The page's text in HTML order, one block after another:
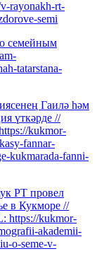
rayonakh-rt-
semi
семейным
tatarstana-
Гаилә һәм
үткәрде //
kukmor-
fannar-
kukmarada-fanni-
РТ провел
в Кукморе //
https://kukmor-
akademii-
o-seme-v-